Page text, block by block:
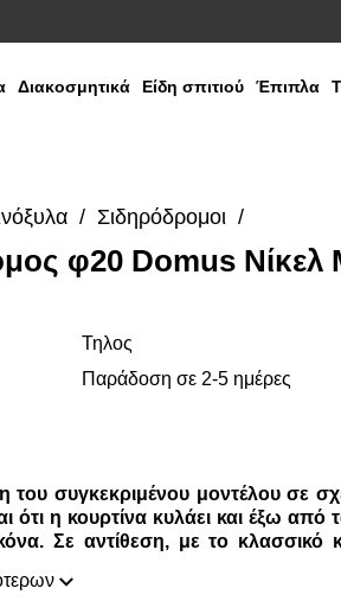
Διακοσμητικά Είδη σπιτιού Έπιπλα
Σιδηρόδρομοι
φ20 Domus Νίκελ
Τηλος
Παράδοση σε 2-5 ημέρες
του συγκεκριμένου μοντέλου σε
ότι η κουρτίνα κυλάει και έξω
Σε αντίθεση, με το κλασσικό
που δεν υπάρχει το